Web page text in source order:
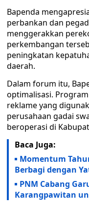
Bapenda
perbankan dan
menggerakkan
perkembangan
peningkatan
daerah.
Dalam forum itu,
optimalisasi.
reklame yang
perusahaan gadai
beroperasi di
Baca Juga:
Momentum
Berbagi dengan
PNM Cabang
Karangpawitan